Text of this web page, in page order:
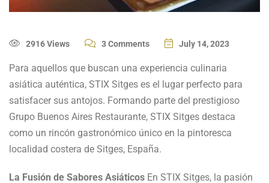
2916 Views 3 Comments July 14, 2023
Para aquellos que buscan una experiencia culinaria
asiática auténtica, STIX Sitges es el lugar perfecto para
satisfacer sus antojos. Formando parte del prestigioso
Grupo Buenos Aires Restaurante, STIX Sitges destaca
como un rincón gastronómico único en la pintoresca
localidad costera de Sitges, España.
La Fusión de Sabores Asiáticos En STIX Sitges, la pasión